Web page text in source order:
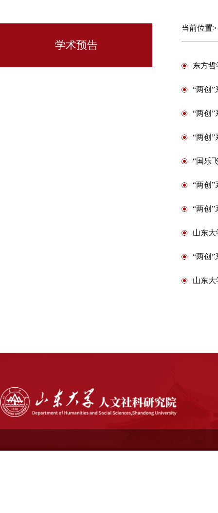
学术预告
当前位置
东方
“两创
“两创
“两创
“国乐
“两创
“两创
山东
“两创
山东